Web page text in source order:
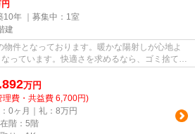
年 ｜募集中： 1室
建
件となっております。暖かな陽射しが心地よ
っています。快適さを求めるなら、ゴミ捨てが
万円
理費・共益費 6,700円)
0ヶ月｜礼：8万円
階：5階